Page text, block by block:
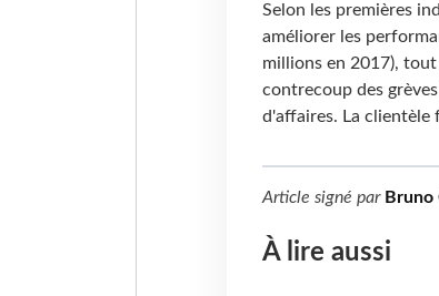
Selon les premières
améliorer les
millions en 2017),
contrecoup des
d'affaires. La clientèle
Article signé par Bruno
À lire aussi